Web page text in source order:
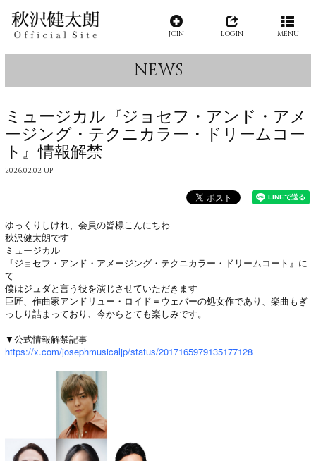
JOIN LOGIN MENU
NEWS
ミュージカル『ジョセフ・アンド・アメ
ージング・テクニカラー・ドリームコー
ト』情報解禁
2026.02.02 UP
ゆっくりしけれ、会員の皆様こんにちわ
秋沢健太朗です
ミュージカル
『ジョセフ・アンド・アメージング・テクニカラー・ドリームコート 』に
て
僕はジュダと言う役を演じさせていただきます
巨匠、作曲家アンドリュー・ロイド＝ウェバーの処女作であり、楽曲もぎ
っしり詰まっており、今からとても楽しみです。
▼公式情報解禁記事
https://x.com/josephmusicaljp/status/2017165979135177128